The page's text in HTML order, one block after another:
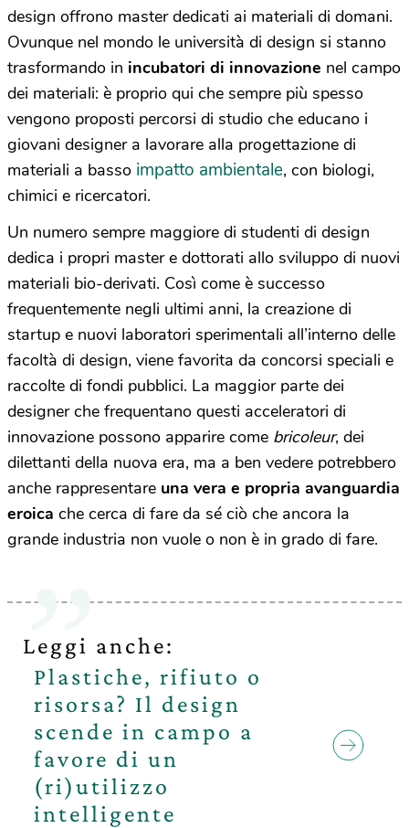
design offrono master dedicati ai materiali di domani.
Ovunque nel mondo le università di design si stanno
trasformando in incubatori di innovazione nel campo
dei materiali: è proprio qui che sempre più spesso
vengono proposti percorsi di studio che educano i
giovani designer a lavorare alla progettazione di
materiali a basso impatto ambientale, con biologi,
chimici e ricercatori.
Un numero sempre maggiore di studenti di design
dedica i propri master e dottorati allo sviluppo di nuovi
materiali bio-derivati. Così come è successo
frequentemente negli ultimi anni, la creazione di
startup e nuovi laboratori sperimentali all’interno delle
facoltà di design, viene favorita da concorsi speciali e
raccolte di fondi pubblici. La maggior parte dei
designer che frequentano questi acceleratori di
innovazione possono apparire come bricoleur, dei
dilettanti della nuova era, ma a ben vedere potrebbero
anche rappresentare una vera e propria avanguardia
eroica che cerca di fare da sé ciò che ancora la
grande industria non vuole o non è in grado di fare.
Leggi anche:
Plastiche, rifiuto o
risorsa? Il design
scende in campo a
favore di un
(ri)utilizzo
intelligente